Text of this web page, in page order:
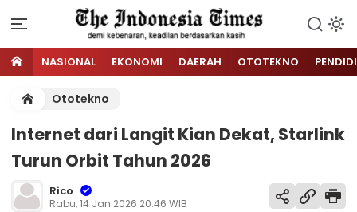
NASIONAL EKONOMI DAERAH OTOTEKNO
Ototekno
Internet dari Langit Kian Dekat, Starlink
Turun Orbit Tahun 2026
Rico
Rabu, 14 Jan 2026 20:46 WIB